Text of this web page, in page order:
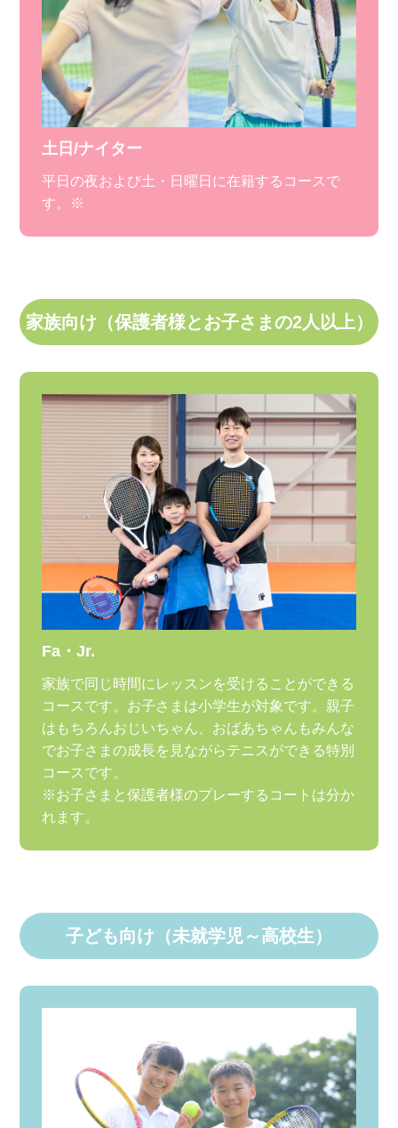
土日/ナイター
平日の夜および土・日曜日に在籍するコースで
す。※
家族向け（保護者様とお子さまの2人以上）
Fa・Jr.
家族で同じ時間にレッスンを受けることができる
コースです。お子さまは小学生が対象です。親子
はもちろんおじいちゃん、おばあちゃんもみんな
でお子さまの成長を見ながらテニスができる特別
コースです。
※お子さまと保護者様のプレーするコートは分か
れます。
子ども向け（未就学児～高校生）